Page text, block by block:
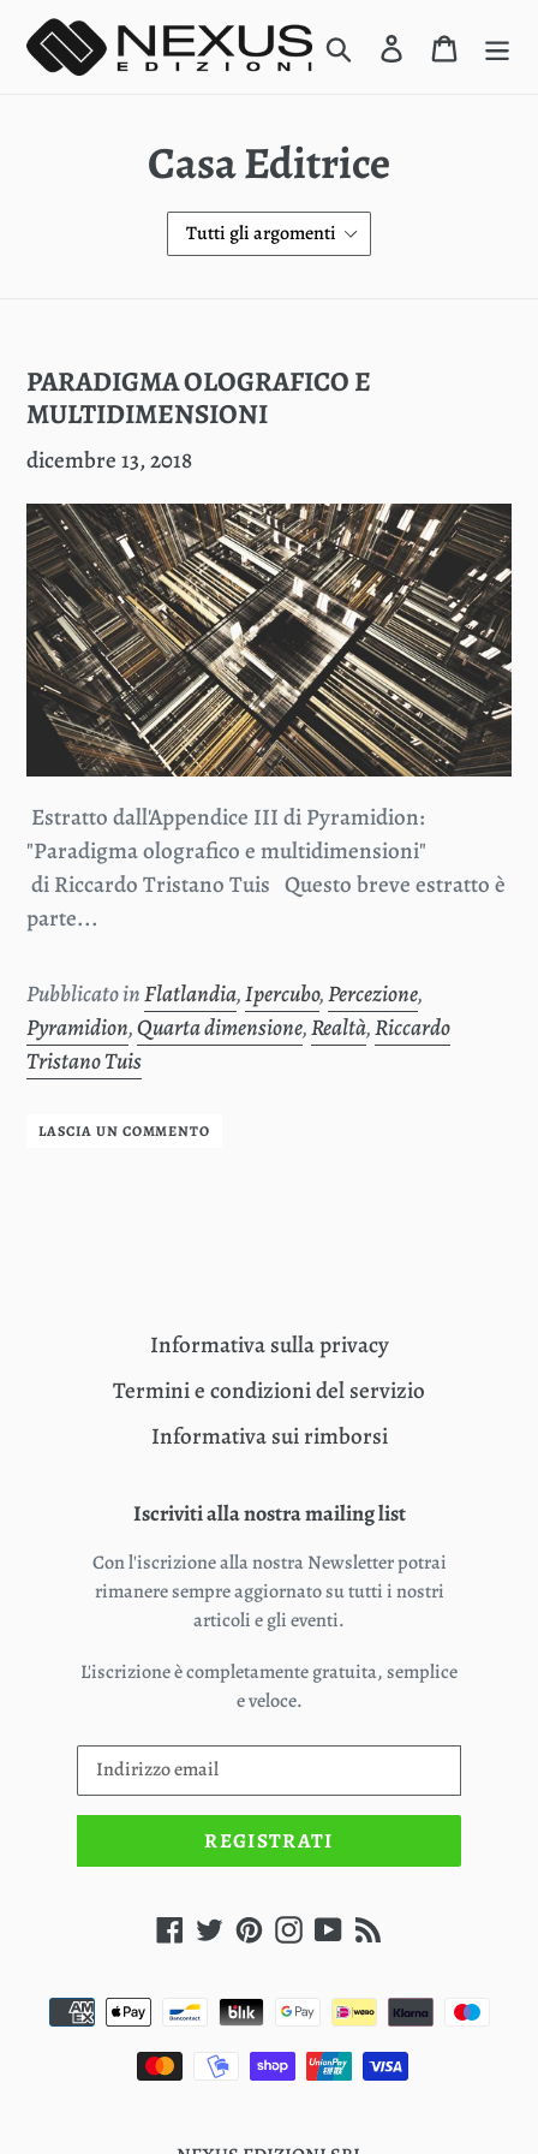
direttamente
Cerca Accedi Carrello
Casa Editrice
PARADIGMA OLOGRAFICO E
MULTIDIMENSIONI
dicembre 13, 2018
Estratto dall'Appendice III di Pyramidion:
"Paradigma olografico e multidimensioni"
di Riccardo Tristano Tuis Questo breve estratto è
parte...
Pubblicato inFlatlandia,Ipercubo,Percezione,
Pyramidion,Quarta dimensione,Realtà,Riccardo
Tristano Tuis
LASCIA UN COMMENTO
Informativa sulla privacy
Termini e condizioni del servizio
Informativa sui rimborsi
Iscriviti alla nostra mailing list
Con l'iscrizione alla nostra Newsletter potrai
rimanere sempre aggiornato su tutti i nostri
articoli e gli eventi.
L'iscrizione è completamente gratuita, semplice
e veloce.
REGISTRATI
FacebookTwitterPinterestInstagram
YouTube
pagamento